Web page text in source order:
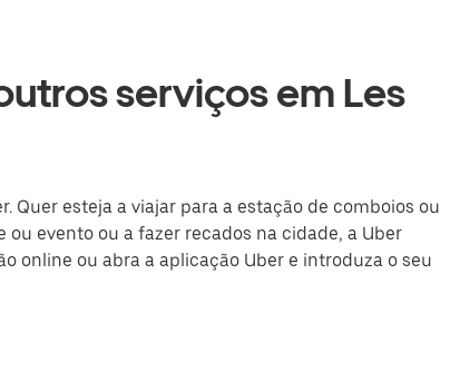
serviços em Les
Quer esteja a viajar para a estação de comboios ou
evento ou a fazer recados na cidade, a Uber
online ou abra a aplicação Uber e introduza o seu